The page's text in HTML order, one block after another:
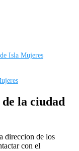
Isla Mujeres
la ciudad
direccion de los
con el